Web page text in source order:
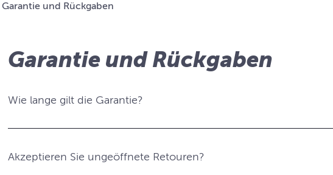
Garantie und Rückgaben
Garantie und Rückgaben
Wie lange gilt die Garantie?
Akzeptieren Sie ungeöffnete Retouren?